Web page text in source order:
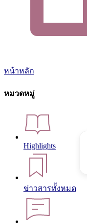
หน้าหลัก
หมวดหมู่
Highlights
ข่าวสารทั้งหมด